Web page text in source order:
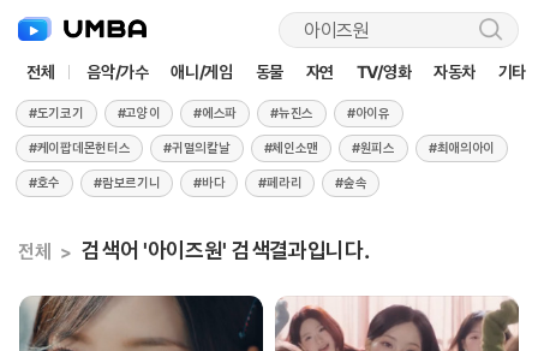
전체 음악/가수 애니/게임 동물 자연 TV/영화 자동차 기타
검
색
#도기코기 #고양이 #에스파 #뉴진스 #아이유
#케이팝데몬헌터스 #귀멸의칼날 #체인소맨 #원피스 #최애의아이
#호수 #람보르기니 #바다 #페라리 #숲속
전체 > 검색어 '아이즈원' 검색결과입니다.